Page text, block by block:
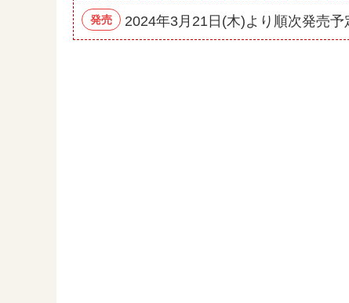
発売 2024年3月21日(木)より順次発売予